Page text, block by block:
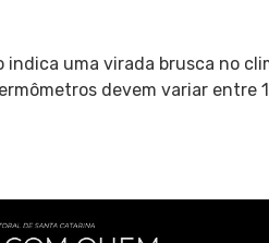
uma virada brusca no
devem variar entre